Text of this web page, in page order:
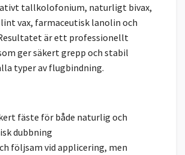
tallkolofonium, naturligt bivax,
vax, farmaceutisk lanolin och
är ett professionellt
ger säkert grepp och stabil
typer av flugbindning.
fäste för både naturlig och
dubbning
följsam vid applicering, men